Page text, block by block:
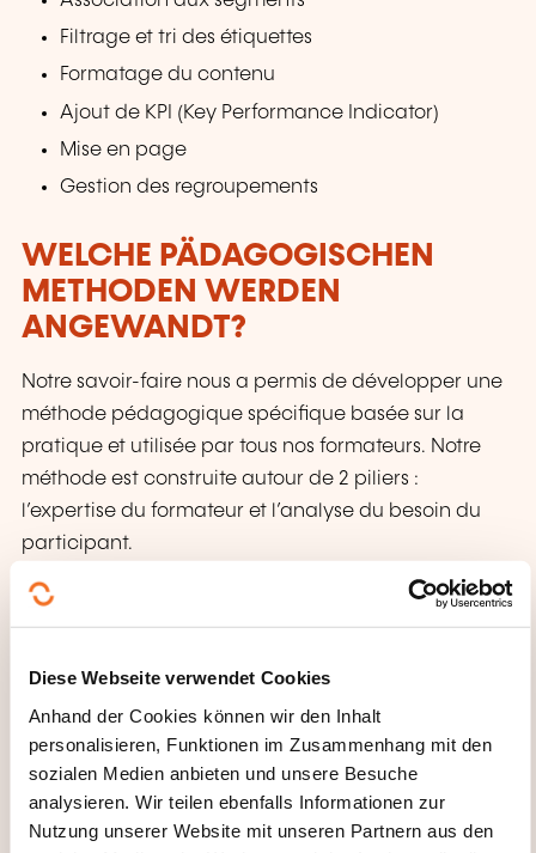
Diese Webseite verwendet Cookies
Anhand der Cookies können wir den Inhalt
personalisieren, Funktionen im Zusammenhang mit den
sozialen Medien anbieten und unsere Besuche
analysieren. Wir teilen ebenfalls Informationen zur
Nutzung unserer Website mit unseren Partnern aus den
Filtrage et tri des étiquettes
Formatage du contenu
Ajout de KPI (Key Performance Indicator)
Mise en page
Gestion des regroupements
WELCHE PÄDAGOGISCHEN
METHODEN WERDEN
ANGEWANDT?
Notre savoir-faire nous a permis de développer une
méthode pédagogique spécifique basée sur la
pratique et utilisée par tous nos formateurs. Notre
méthode est construite autour de 2 piliers :
l’expertise du formateur et l’analyse du besoin du
participant.
WAS ERHALTEN SIE AM ENDE
demande du participant en fin de formation.
WELCHE KURSUNTERLAGEN
WERDEN BEREITGESTELLT?